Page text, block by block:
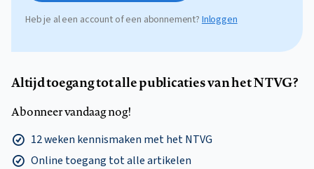
Heb je al een account of een abonnement? Inloggen
Altijd toegang tot alle publicaties van het NTVG?
Abonneer vandaag nog!
12 weken kennismaken met het NTVG
Online toegang tot alle artikelen